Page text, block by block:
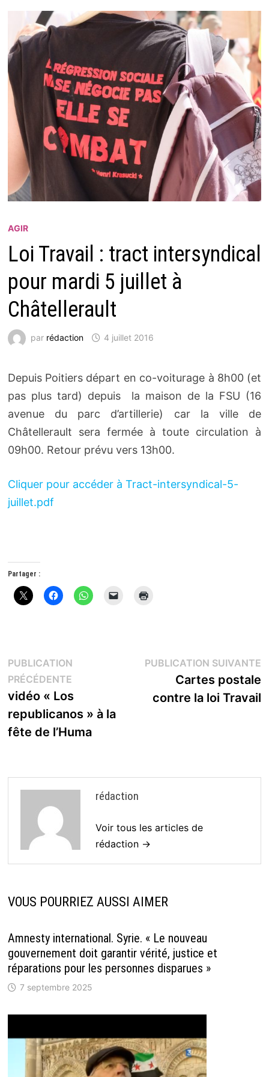
AGIR
Loi Travail : tract intersyndical
pour mardi 5 juillet à
Châtellerault
par rédaction 4 juillet 2016
Depuis Poitiers départ en co-voiturage à 8h00 (et
pas plus tard) depuis la maison de la FSU (16
avenue du parc d’artillerie) car la ville de
Châtellerault sera fermée à toute circulation à
09h00. Retour prévu vers 13h00.
Cliquer pour accéder à Tract-intersyndical-5-
juillet.pdf
Partager :
Navigation
de
l’article
PUBLICATION
PRÉCÉDENTEPublication
précédente :
vidéo « Los
republicanos » à la
fête de l’Huma
PUBLICATION SUIVANTE
Cartes postale
contre la loi Travail
rédaction
Voir tous les articles de
rédaction →
VOUS POURRIEZ AUSSI AIMER
Amnesty international. Syrie. « Le nouveau
gouvernement doit garantir vérité, justice et
réparations pour les personnes disparues »
7 septembre 2025